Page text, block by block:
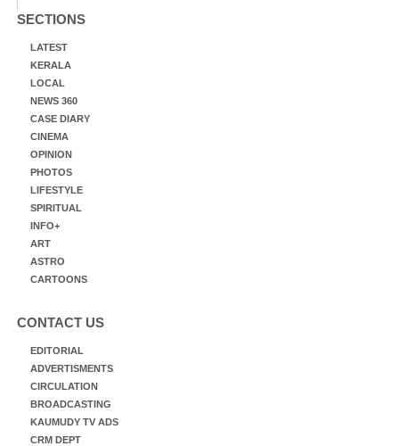
SECTIONS
LATEST
KERALA
LOCAL
NEWS 360
CASE DIARY
CINEMA
OPINION
PHOTOS
LIFESTYLE
SPIRITUAL
INFO+
ART
ASTRO
CARTOONS
CONTACT US
EDITORIAL
ADVERTISMENTS
CIRCULATION
BROADCASTING
KAUMUDY TV ADS
CRM DEPT